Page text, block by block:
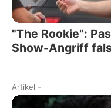
"The Rookie":
Show-Angriff
Artikel -